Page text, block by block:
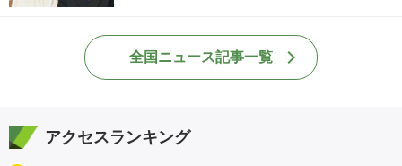
全国ニュース記事一覧
アクセスランキング